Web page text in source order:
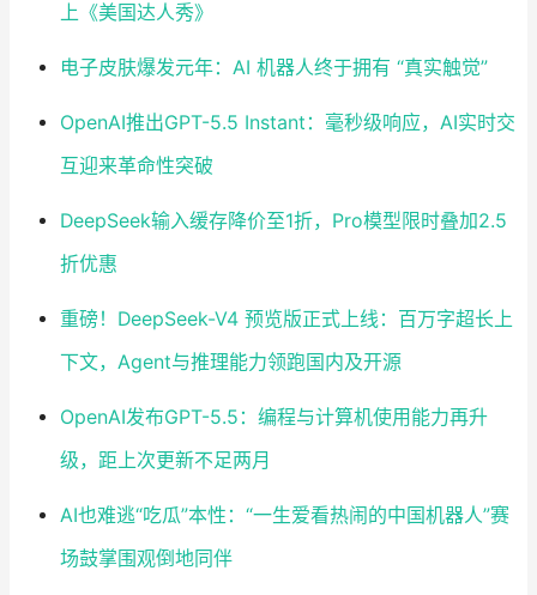
上《美国达人秀》
电子皮肤爆发元年：AI 机器人终于拥有 “真实触觉”
OpenAI推出GPT-5.5 Instant：毫秒级响应，AI实时交
互迎来革命性突破
DeepSeek输入缓存降价至1折，Pro模型限时叠加2.5
折优惠
重磅！DeepSeek-V4 预览版正式上线：百万字超长上
下文，Agent与推理能力领跑国内及开源
OpenAI发布GPT-5.5：编程与计算机使用能力再升
级，距上次更新不足两月
AI也难逃“吃瓜”本性：“一生爱看热闹的中国机器人”赛
场鼓掌围观倒地同伴